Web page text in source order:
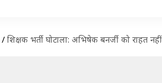
/ शिक्षक भर्ती घोटाला: अभिषेक बनर्जी को राहत